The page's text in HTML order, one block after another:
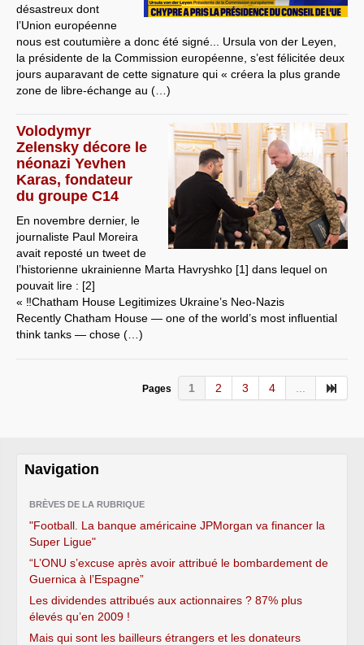
désastreux dont
l’Union européenne
nous est coutumière a donc été signé... Ursula von der Leyen,
la présidente de la Commission européenne, s’est félicitée deux
jours auparavant de cette signature qui « créera la plus grande
zone de libre-échange au (…)
Volodymyr
Zelensky décore le
néonazi Yevhen
Karas, fondateur
du groupe C14
En novembre dernier, le
journaliste Paul Moreira
avait reposté un tweet de
l’historienne ukrainienne Marta Havryshko [1] dans lequel on
pouvait lire : [2]
« ‼️Chatham House Legitimizes Ukraine’s Neo-Nazis
Recently Chatham House — one of the world’s most influential
think tanks — chose (…)
Pages 1 2 3 4
Navigation
BRÈVES DE LA RUBRIQUE
"Football. La banque américaine JPMorgan va financer la
Super Ligue"
“L’ONU s’excuse après avoir attribué le bombardement de
Guernica à l’Espagne”
Les dividendes attribués aux actionnaires ? 87% plus
élevés qu’en 2009 !
Mais qui sont les bailleurs étrangers et les donateurs